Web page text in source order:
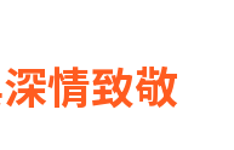
情致敬